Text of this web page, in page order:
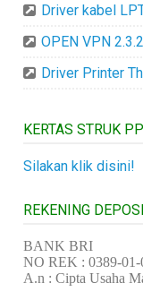
Driver kabel
OPEN VPN 2.3.2
Driver Printer
KERTAS STRUK
Silakan klik disini!
REKENING
BANK BRI
NO REK : 0389-01-
A.n : Cipta Usaha